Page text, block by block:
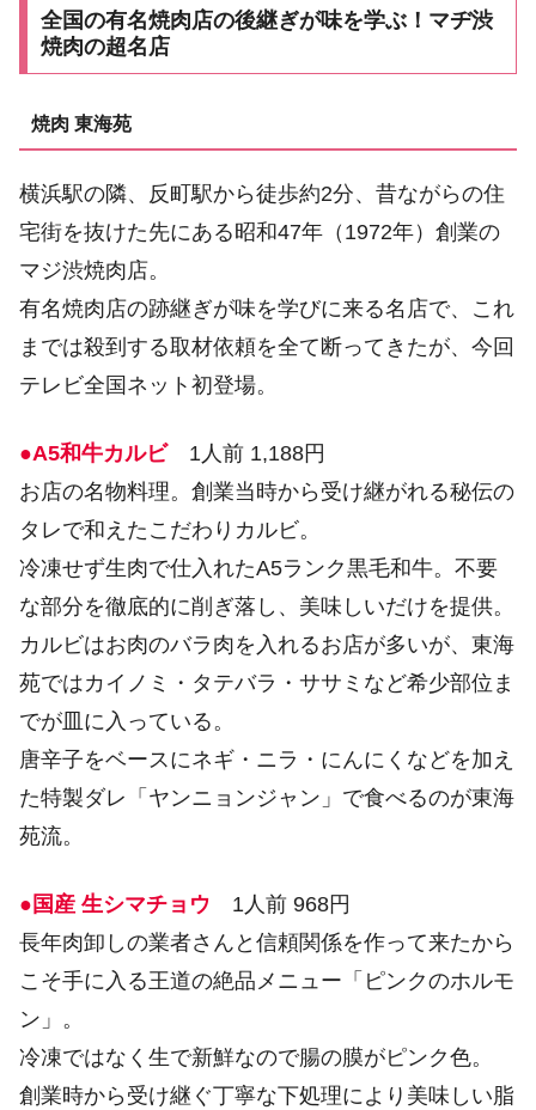
全国の有名焼肉店の後継ぎが味を学ぶ！マヂ渋
焼肉の超名店
焼肉 東海苑
横浜駅の隣、反町駅から徒歩約2分、昔ながらの住
宅街を抜けた先にある昭和47年（1972年）創業の
マジ渋焼肉店。
有名焼肉店の跡継ぎが味を学びに来る名店で、これ
までは殺到する取材依頼を全て断ってきたが、今回
テレビ全国ネット初登場。
●A5和牛カルビ1人前 1,188円
お店の名物料理。創業当時から受け継がれる秘伝の
タレで和えたこだわりカルビ。
冷凍せず生肉で仕入れたA5ランク黒毛和牛。不要
な部分を徹底的に削ぎ落し、美味しいだけを提供。
カルビはお肉のバラ肉を入れるお店が多いが、東海
苑ではカイノミ・タテバラ・ササミなど希少部位ま
でが皿に入っている。
唐辛子をベースにネギ・ニラ・にんにくなどを加え
た特製ダレ「ヤンニョンジャン」で食べるのが東海
苑流。
●国産 生シマチョウ 1人前 968円
長年肉卸しの業者さんと信頼関係を作って来たから
こそ手に入る王道の絶品メニュー「ピンクのホルモ
ン」。
冷凍ではなく生で新鮮なので腸の膜がピンク色。
創業時から受け継ぐ丁寧な下処理により美味しい脂